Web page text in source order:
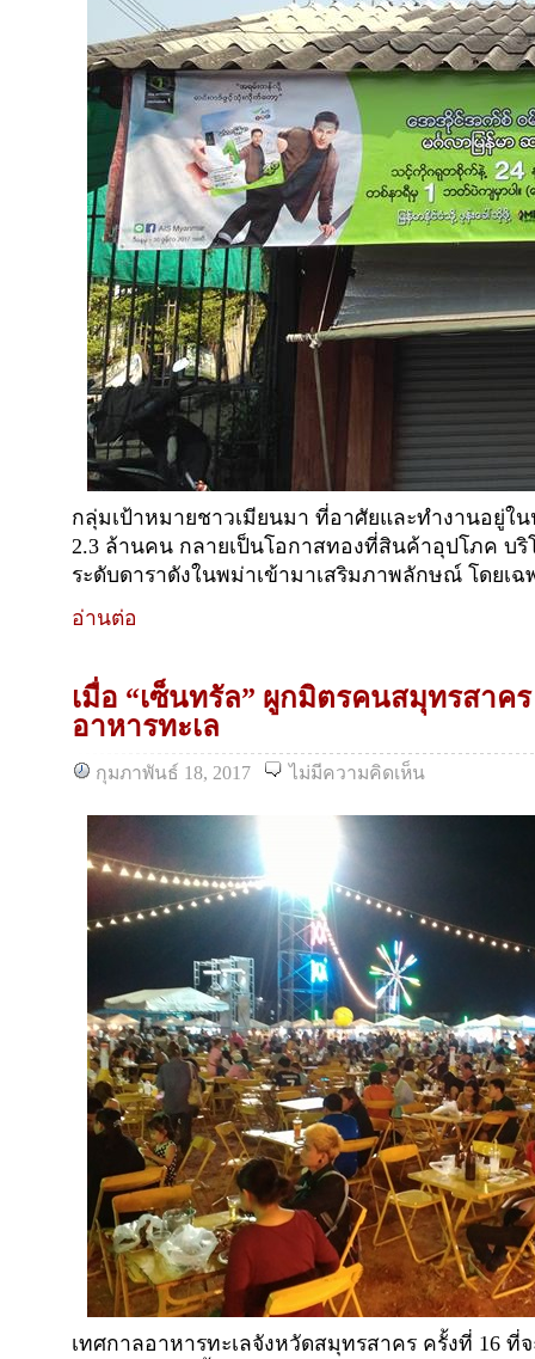
กลุ่มเป้าหมายชาวเมียนมา ที่อาศัยและทำงานอยู่ใ
2.3 ล้านคน กลายเป็นโอกาสทองที่สินค้าอุปโภค บริ
ระดับดาราดังในพม่าเข้ามาเสริมภาพลักษณ์ โดยเ
อ่านต่อ
เมื่อ “เซ็นทรัล” ผูกมิตรคนสมุทรสาค
อาหารทะเล
กุมภาพันธ์ 18, 2017 ไม่มีความคิดเห็น
เทศกาลอาหารทะเลจังหวัดสมุทรสาคร ครั้งที่ 16 ที่